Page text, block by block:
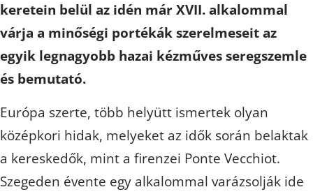
keretein belül az idén már XVII. alkalommal
várja a minőségi portékák szerelmeseit az
egyik legnagyobb hazai kézműves seregszemle
és bemutató.
Európa szerte, több helyütt ismertek olyan
középkori hidak, melyeket az idők során belaktak
a kereskedők, mint a firenzei Ponte Vecchiot.
Szegeden évente egy alkalommal varázsolják ide